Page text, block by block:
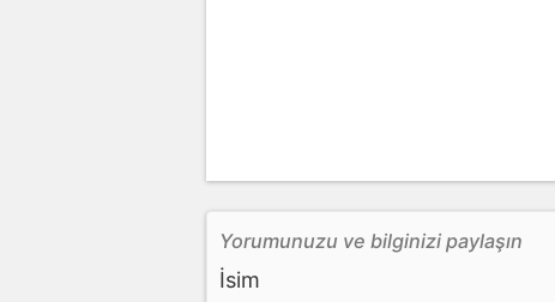
Yorumunuzu ve bilginizi paylaşın
İsim